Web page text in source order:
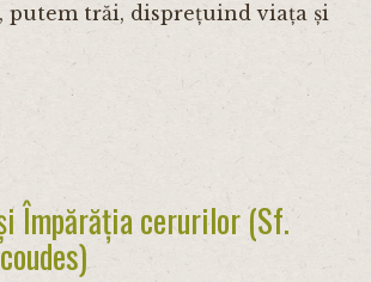
putem trăi, disprețuind viața și
Împărăția cerurilor (Sf.